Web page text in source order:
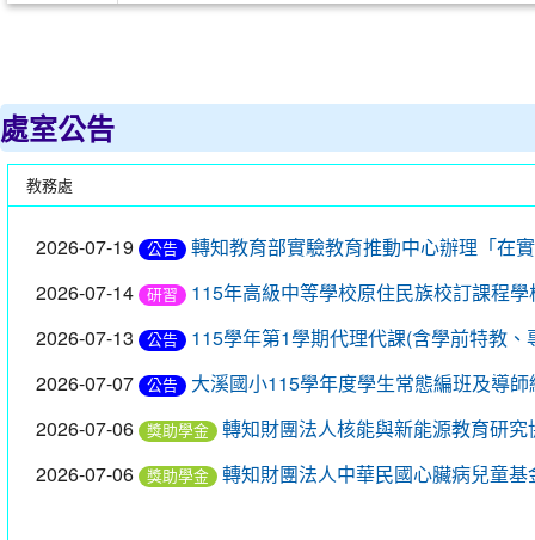
處室公告
教務處
2026-07-19 公告 轉知教育部實驗教育推動中心辦理「在
2026-07-14 研習 115年高級中等學校原住民族校訂課程學
2026-07-13 公告 115學年第1學期代理代課(含學前特教
2026-07-07 公告 大溪國小115學年度學生常態編班及導
2026-07-06 獎助學金 轉知財團法人核能與新能源教育研
2026-07-06 獎助學金 轉知財團法人中華民國心臟病兒童